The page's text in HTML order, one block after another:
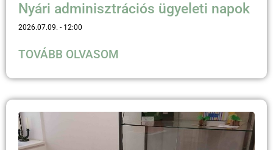
Nyári adminisztrációs ügyeleti napok
2026.07.09. 12:00
TOVÁBB OLVASOM